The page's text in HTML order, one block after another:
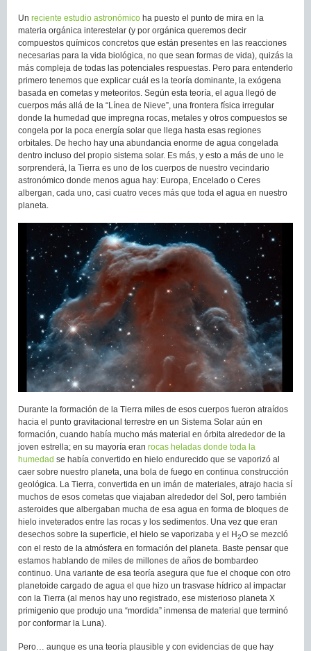
Un reciente estudio astronómico ha puesto el punto de mira en la
materia orgánica interestelar (y por orgánica queremos decir
compuestos químicos concretos que están presentes en las reacciones
necesarias para la vida biológica, no que sean formas de vida), quizás la
más compleja de todas las potenciales respuestas. Pero para entenderlo
primero tenemos que explicar cuál es la teoría dominante, la exógena
basada en cometas y meteoritos. Según esta teoría, el agua llegó de
cuerpos más allá de la “Línea de Nieve”, una frontera física irregular
donde la humedad que impregna rocas, metales y otros compuestos se
congela por la poca energía solar que llega hasta esas regiones
orbitales. De hecho hay una abundancia enorme de agua congelada
dentro incluso del propio sistema solar. Es más, y esto a más de uno le
sorprenderá, la Tierra es uno de los cuerpos de nuestro vecindario
astronómico donde menos agua hay: Europa, Encelado o Ceres
albergan, cada uno, casi cuatro veces más que toda el agua en nuestro
planeta.
Durante la formación de la Tierra miles de esos cuerpos fueron atraídos
hacia el punto gravitacional terrestre en un Sistema Solar aún en
formación, cuando había mucho más material en órbita alrededor de la
joven estrella; en su mayoría eran rocas heladas donde toda la
humedad se había convertido en hielo endurecido que se vaporizó al
caer sobre nuestro planeta, una bola de fuego en continua construcción
geológica. La Tierra, convertida en un imán de materiales, atrajo hacia sí
muchos de esos cometas que viajaban alrededor del Sol, pero también
asteroides que albergaban mucha de esa agua en forma de bloques de
hielo inveterados entre las rocas y los sedimentos. Una vez que eran
desechos sobre la superficie, el hielo se vaporizaba y el H2O se mezcló
con el resto de la atmósfera en formación del planeta. Baste pensar que
estamos hablando de miles de millones de años de bombardeo
continuo. Una variante de esa teoría asegura que fue el choque con otro
planetoide cargado de agua el que hizo un trasvase hídrico al impactar
con la Tierra (al menos hay uno registrado, ese misterioso planeta X
primigenio que produjo una “mordida” inmensa de material que terminó
por conformar la Luna).
Pero… aunque es una teoría plausible y con evidencias de que hay